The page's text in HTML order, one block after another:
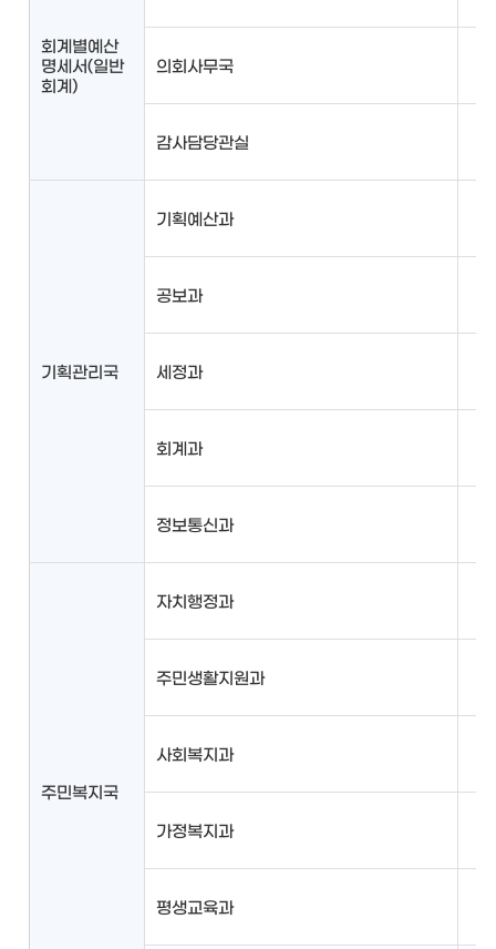
회계별예산
명세서(일반
회계)
의회사무국
감사담당관실
기획관리국
기획예산과
공보과
세정과
회계과
정보통신과
주민복지국
자치행정과
주민생활지원과
사회복지과
가정복지과
평생교육과